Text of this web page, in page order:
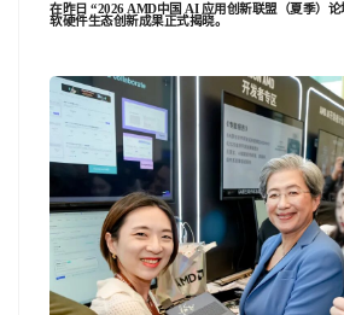
在昨日 “2026 AMD中国 AI 应用创新联盟（夏季）
软硬件生态创新成果正式揭晓。